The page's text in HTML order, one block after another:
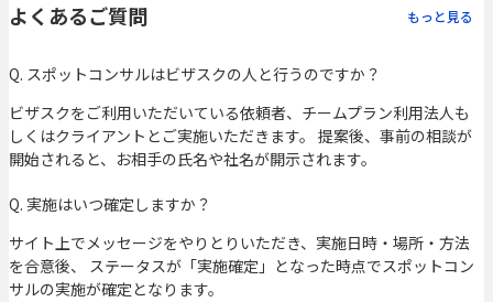
よくあるご質問 もっと見る
Q. スポットコンサルはビザスクの人と行うのですか？
ビザスクをご利用いただいている依頼者、チームプラン利用法人も
しくはクライアントとご実施いただきます。 提案後、事前の相談が
開始されると、お相手の氏名や社名が開示されます。
Q. 実施はいつ確定しますか？
サイト上でメッセージをやりとりいただき、実施日時・場所・方法
を合意後、 ステータスが「実施確定」となった時点でスポットコン
サルの実施が確定となります。